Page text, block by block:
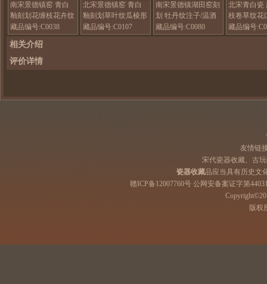
南宋景德镇窑 青白
釉刻划花缠枝花卉纹
梅瓶
藏品编号:C0038
北宋景德镇窑 青白
釉刻划草叶纹瓜棱形
小执壶/酒壶
藏品编号:C0107
南宋景德镇湖田窑刻
划 牡丹纹注子/温酒
壶
藏品编号:C0080
北宋青白瓷
枝卷草纹花
叶口瓶
藏品编号
相关介绍
评价详情
友情链
宋代瓷器收藏、古
瓷器收藏品应当具有历史文
赣ICP备12007760号 公网安备案证字第
版权